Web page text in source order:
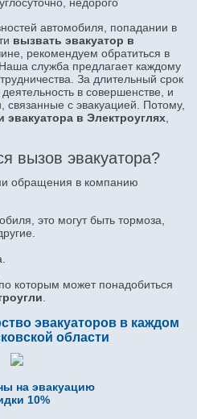
автомобиля, попадании в
вызвать эвакуатор в
рекомендуем обратиться в
служба предлагает каждому
За длительный срок
в совершенстве, и
с эвакуацией. Потому,
эвакуатора в Электроуглях
вызов эвакуатора?
обращения в компанию
это могут быть тормоза,
которым может понадобиться
эвакуаторов в каждом
области
на эвакуацию
10%